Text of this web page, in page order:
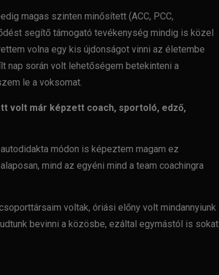
magas szinten minősített (ACC, PCC,
segítő támogató tevékenység mindig is közel
volna egy kis újdonságot vinni az életembe
nap során volt lehetőségem betekinteni a
le a voksomat.
volt már képzett coach, sportoló, edző,
módon is képeztem magam ez
mind az egyéni mind a team coachingra
voltak, óriási előny volt mindannyiunk
bevinni a közösbe, ezáltal egymástól is sokat